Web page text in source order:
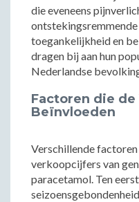
die eveneens
toegankelijkheid en
dragen bij aan hun
Nederlandse
Factoren die de
Beïnvloeden
Verschillende
verkoopcijfers van
paracetamol. Ten